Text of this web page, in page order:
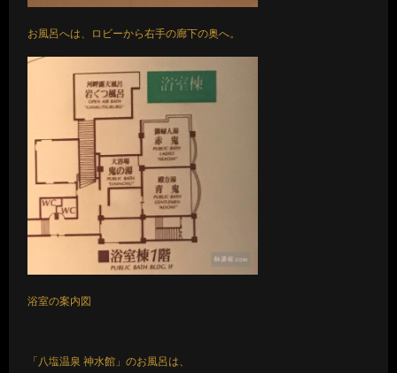
お風呂へは、ロビーから右手の廊下の奥へ。
浴室の案内図
「八塩温泉 神水館」のお風呂は、